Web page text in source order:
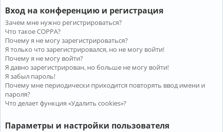
л
к
и
м
зк
и
м
е
н
та
ц
и
я
Вход на конференцию и регистрация
Зачем мне нужно регистрироваться?
Что такое COPPA?
Почему я не могу зарегистрироваться?
Я только что зарегистрировался, но не могу войти!
Почему я не могу войти?
Я давно зарегистрирован, но больше не могу войти!
Я забыл пароль!
Почему мне периодически приходится повторять ввод имени и
пароля?
Что делает функция «Удалить cookies»?
Параметры и настройки пользователя